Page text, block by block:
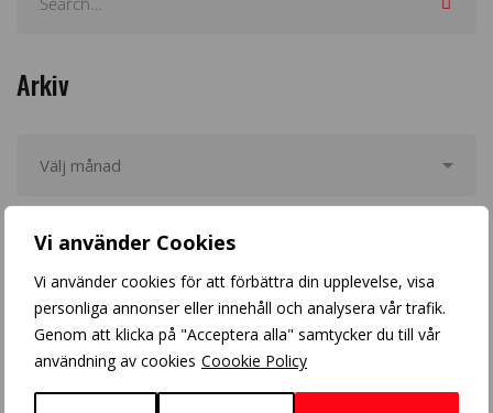
Vi använder Cookies
Vi använder cookies för att förbättra din upplevelse, visa
personliga annonser eller innehåll och analysera vår trafik.
Genom att klicka på "Acceptera alla" samtycker du till vår
användning av cookies Coookie Policy
Arkiv
Populära inlägg
Blonde balayage
Crazy Color